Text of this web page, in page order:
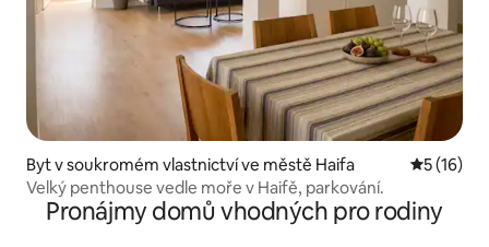
Byt v soukromém vlastnictví ve městě Haifa Průměrné
5 (16)
Velký penthouse vedle moře v Haifě, parkování.
Pronájmy domů vhodných pro rodiny